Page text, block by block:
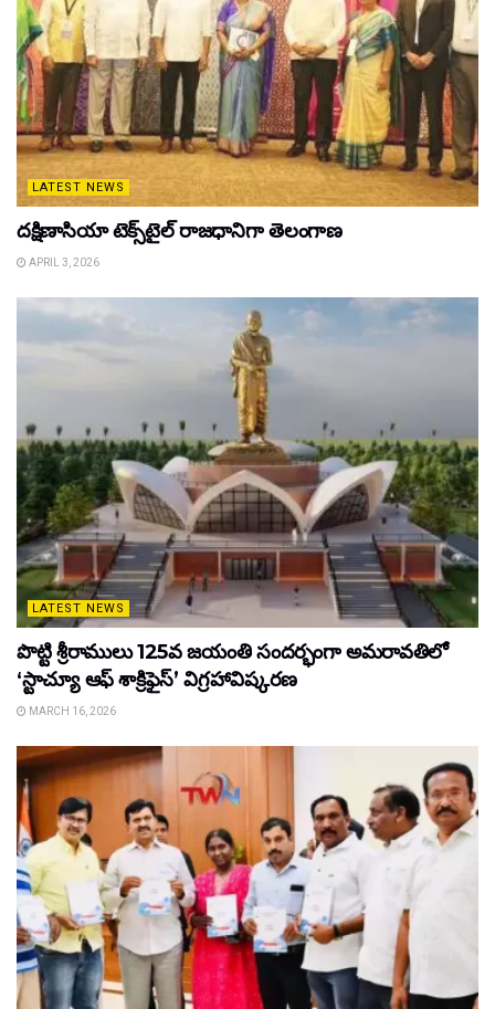
LATEST NEWS
దక్షిణాసియా టెక్స్‌టైల్ రాజధానిగా తెలంగాణ
APRIL 3, 2026
LATEST NEWS
పొట్టి శ్రీరాములు 125వ జయంతి సందర్భంగా అమరావతిలో
‘స్టాచ్యూ ఆఫ్ శాక్రిఫైస్’ విగ్రహావిష్కరణ
MARCH 16, 2026